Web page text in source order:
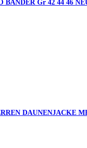
BÄNDER Gr 42 44 46
DAUNENJACKE